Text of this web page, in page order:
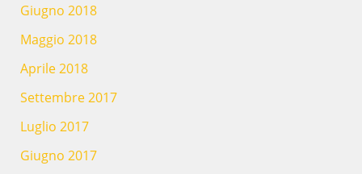
Giugno 2018
Maggio 2018
Aprile 2018
Settembre 2017
Luglio 2017
Giugno 2017